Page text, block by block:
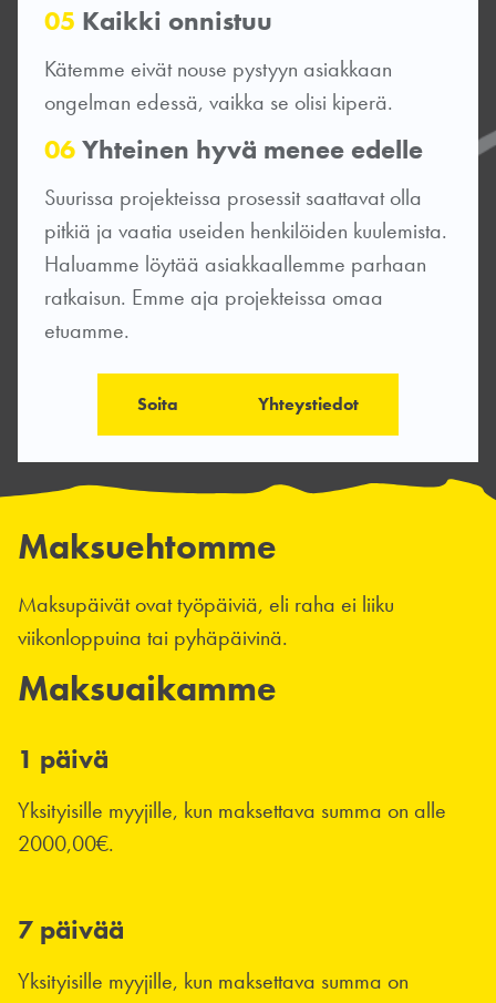
05 Kaikki onnistuu
Kätemme eivät nouse pystyyn asiakkaan
ongelman edessä, vaikka se olisi kiperä.
06Yhteinen hyvä menee edelle
Suurissa projekteissa prosessit saattavat olla
pitkiä ja vaatia useiden henkilöiden kuulemista.
Haluamme löytää asiakkaallemme parhaan
ratkaisun. Emme aja projekteissa omaa
etuamme.
Soita Yhteystiedot
Maksuehtomme
Maksupäivät ovat työpäiviä, eli raha ei liiku
viikonloppuina tai pyhäpäivinä.
Maksuaikamme
1 päivä
Yksityisille myyjille, kun maksettava summa on alle
2000,00€.
7 päivää
Yksityisille myyjille, kun maksettava summa on